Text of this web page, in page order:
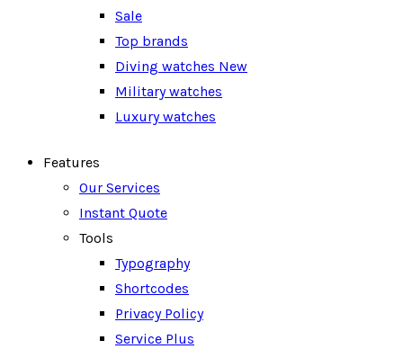
Sale
Top brands
Diving watches New
Military watches
Luxury watches
Features
Our Services
Instant Quote
Tools
Typography
Shortcodes
Privacy Policy
Service Plus